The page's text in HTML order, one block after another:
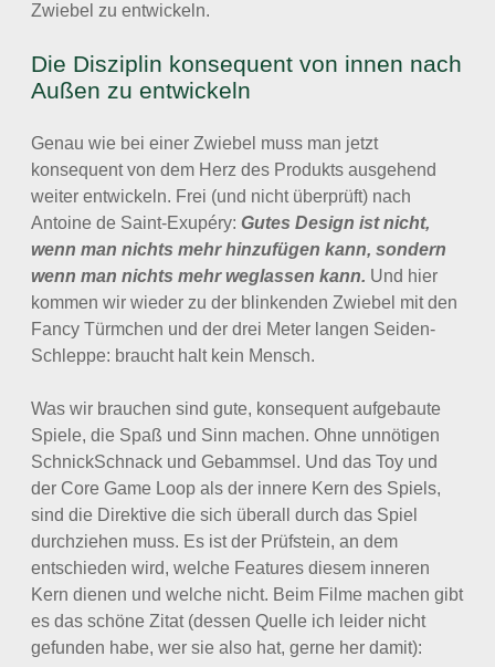
Zwiebel zu entwickeln.
Die Disziplin konsequent von innen nach
Außen zu entwickeln
Genau wie bei einer Zwiebel muss man jetzt
konsequent von dem Herz des Produkts ausgehend
weiter entwickeln. Frei (und nicht überprüft) nach
Antoine de Saint-Exupéry: Gutes Design ist nicht,
wenn man nichts mehr hinzufügen kann, sondern
wenn man nichts mehr weglassen kann. Und hier
kommen wir wieder zu der blinkenden Zwiebel mit den
Fancy Türmchen und der drei Meter langen Seiden-
Schleppe: braucht halt kein Mensch.
Was wir brauchen sind gute, konsequent aufgebaute
Spiele, die Spaß und Sinn machen. Ohne unnötigen
SchnickSchnack und Gebammsel. Und das Toy und
der Core Game Loop als der innere Kern des Spiels,
sind die Direktive die sich überall durch das Spiel
durchziehen muss. Es ist der Prüfstein, an dem
entschieden wird, welche Features diesem inneren
Kern dienen und welche nicht. Beim Filme machen gibt
es das schöne Zitat (dessen Quelle ich leider nicht
gefunden habe, wer sie also hat, gerne her damit):